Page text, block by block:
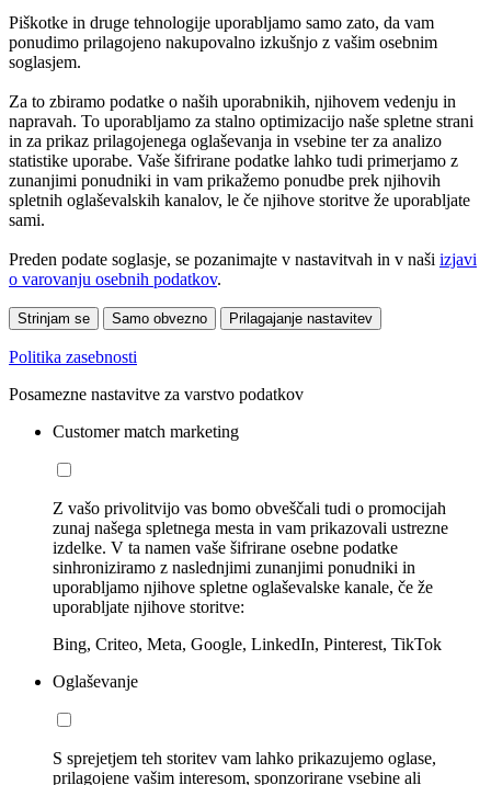
Piškotke in druge tehnologije uporabljamo samo zato, da vam
ponudimo prilagojeno nakupovalno izkušnjo z vašim osebnim
soglasjem.
Za to zbiramo podatke o naših uporabnikih, njihovem vedenju in
napravah. To uporabljamo za stalno optimizacijo naše spletne strani
in za prikaz prilagojenega oglaševanja in vsebine ter za analizo
statistike uporabe. Vaše šifrirane podatke lahko tudi primerjamo z
zunanjimi ponudniki in vam prikažemo ponudbe prek njihovih
spletnih oglaševalskih kanalov, le če njihove storitve že uporabljate
sami.
Preden podate soglasje, se pozanimajte v nastavitvah in v naši izjavi
o varovanju osebnih podatkov.
Strinjam se Samo obvezno Prilagajanje nastavitev
Politika zasebnosti
Posamezne nastavitve za varstvo podatkov
Customer match marketing
Z vašo privolitvijo vas bomo obveščali tudi o promocijah
zunaj našega spletnega mesta in vam prikazovali ustrezne
izdelke. V ta namen vaše šifrirane osebne podatke
sinhroniziramo z naslednjimi zunanjimi ponudniki in
uporabljamo njihove spletne oglaševalske kanale, če že
uporabljate njihove storitve:
Bing, Criteo, Meta, Google, LinkedIn, Pinterest, TikTok
Oglaševanje
S sprejetjem teh storitev vam lahko prikazujemo oglase,
prilagojene vašim interesom, sponzorirane vsebine ali